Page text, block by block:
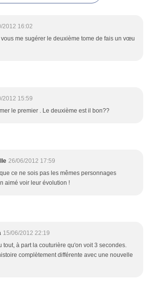
2012 16:02
vous me sugérer le deuxième tome de fais un vœu
2012 15:59
le premier . Le deuxième est il bon??
26/06/2012 17:59
ce ne sois pas les mêmes personnages
aimé voir leur évolution !
15/06/2012 22:19
tout, à part la couturière qu'on voit 3 secondes.
complètement différente avec une nouvelle